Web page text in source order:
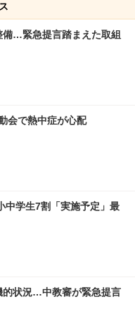
…緊急提言踏まえた取組
会で熱中症が心配
中学生7割「実施予定」最
的状況…中教審が緊急提言